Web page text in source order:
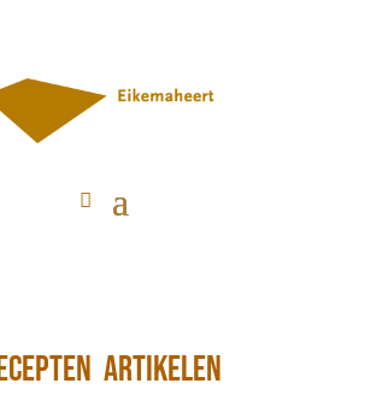
artikelen